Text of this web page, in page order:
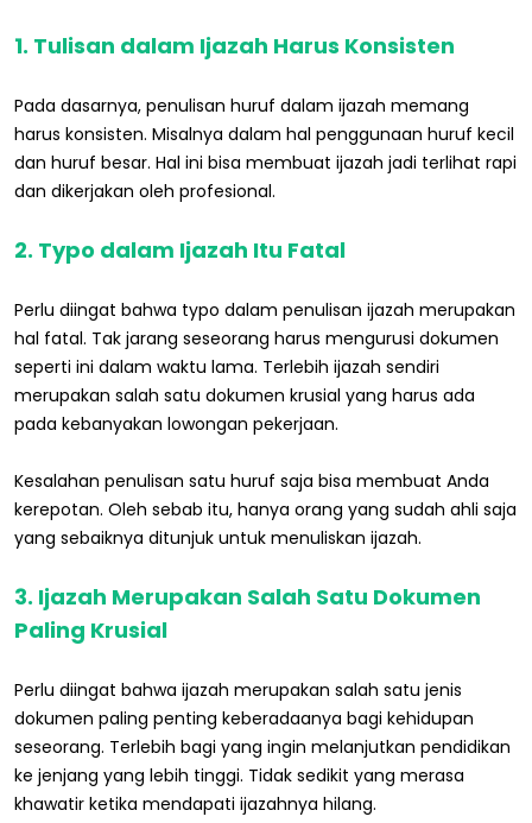
1. Tulisan dalam Ijazah Harus Konsisten
Pada dasarnya, penulisan huruf dalam ijazah memang
harus konsisten. Misalnya dalam hal penggunaan huruf kecil
dan huruf besar. Hal ini bisa membuat ijazah jadi terlihat rapi
dan dikerjakan oleh profesional.
2. Typo dalam Ijazah Itu Fatal
Perlu diingat bahwa typo dalam penulisan ijazah merupakan
hal fatal. Tak jarang seseorang harus mengurusi dokumen
seperti ini dalam waktu lama. Terlebih ijazah sendiri
merupakan salah satu dokumen krusial yang harus ada
pada kebanyakan lowongan pekerjaan.
Kesalahan penulisan satu huruf saja bisa membuat Anda
kerepotan. Oleh sebab itu, hanya orang yang sudah ahli saja
yang sebaiknya ditunjuk untuk menuliskan ijazah.
3. Ijazah Merupakan Salah Satu Dokumen
Paling Krusial
Perlu diingat bahwa ijazah merupakan salah satu jenis
dokumen paling penting keberadaanya bagi kehidupan
seseorang. Terlebih bagi yang ingin melanjutkan pendidikan
ke jenjang yang lebih tinggi. Tidak sedikit yang merasa
khawatir ketika mendapati ijazahnya hilang.